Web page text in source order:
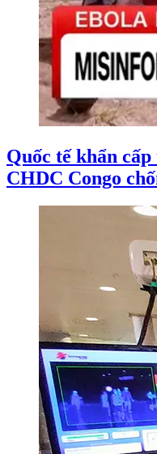
Quốc tế khẩn
CHDC Congo